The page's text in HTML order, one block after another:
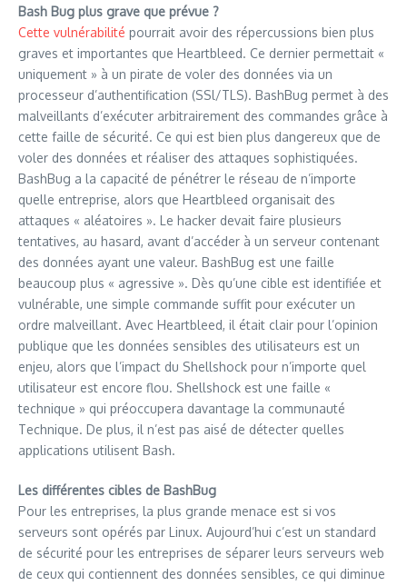
Bash Bug plus grave que prévue ?
Cette vulnérabilité pourrait avoir des répercussions bien plus
graves et importantes que Heartbleed. Ce dernier permettait «
uniquement » à un pirate de voler des données via un
processeur d’authentification (SSl/TLS). BashBug permet à des
malveillants d’exécuter arbitrairement des commandes grâce à
cette faille de sécurité. Ce qui est bien plus dangereux que de
voler des données et réaliser des attaques sophistiquées.
BashBug a la capacité de pénétrer le réseau de n’importe
quelle entreprise, alors que Heartbleed organisait des
attaques « aléatoires ». Le hacker devait faire plusieurs
tentatives, au hasard, avant d’accéder à un serveur contenant
des données ayant une valeur. BashBug est une faille
beaucoup plus « agressive ». Dès qu’une cible est identifiée et
vulnérable, une simple commande suffit pour exécuter un
ordre malveillant. Avec Heartbleed, il était clair pour l’opinion
publique que les données sensibles des utilisateurs est un
enjeu, alors que l’impact du Shellshock pour n’importe quel
utilisateur est encore flou. Shellshock est une faille «
technique » qui préoccupera davantage la communauté
Technique. De plus, il n’est pas aisé de détecter quelles
applications utilisent Bash.
Les différentes cibles de BashBug
Pour les entreprises, la plus grande menace est si vos
serveurs sont opérés par Linux. Aujourd’hui c’est un standard
de sécurité pour les entreprises de séparer leurs serveurs web
de ceux qui contiennent des données sensibles, ce qui diminue